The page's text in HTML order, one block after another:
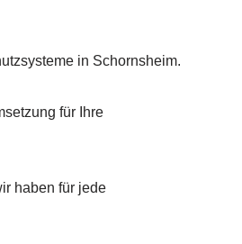
in Schornsheim.
für Ihre
haben für jede